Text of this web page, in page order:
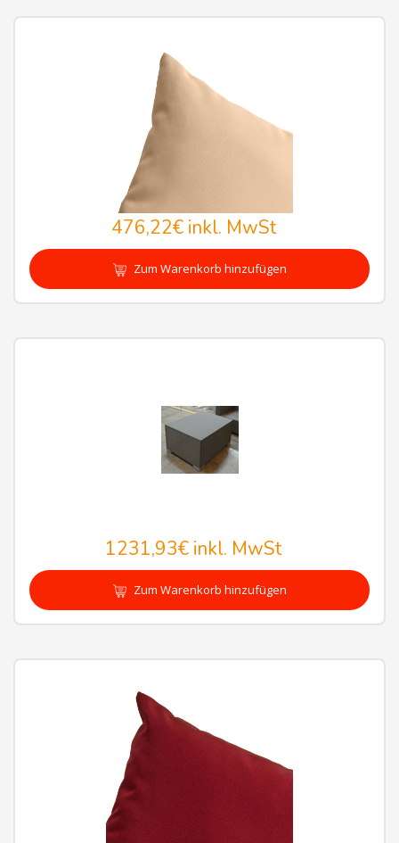
476,22€inkl. MwSt
Zum Warenkorb hinzufügen
1231,93€ inkl. MwSt
Zum Warenkorb hinzufügen